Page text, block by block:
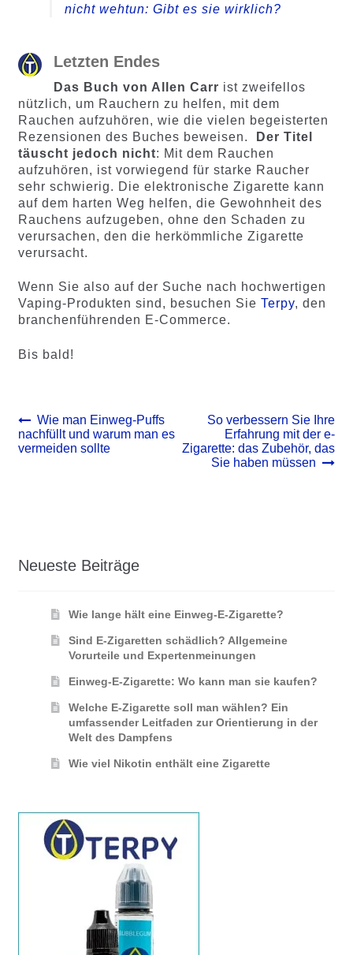
nicht wehtun: Gibt es sie wirklich?
Letzten Endes
Das Buch von Allen Carr ist zweifellos
nützlich, um Rauchern zu helfen, mit dem
Rauchen aufzuhören, wie die vielen begeisterten
Rezensionen des Buches beweisen.
Der Titel
täuscht jedoch nicht: Mit dem Rauchen
aufzuhören, ist vorwiegend für starke Raucher
sehr schwierig. Die elektronische Zigarette kann
auf dem harten Weg helfen, die Gewohnheit des
Rauchens aufzugeben, ohne den Schaden zu
verursachen, den die herkömmliche Zigarette
verursacht.
Wenn Sie also auf der Suche nach hochwertigen
Vaping-Produkten sind, besuchen Sie Terpy, den
branchenführenden E-Commerce.
Bis bald!
Beitrags-
Navigation
Vorheriger
Beitrag:
Wie man Einweg-Puffs
nachfüllt und warum man es
vermeiden sollte
Nächster
Beitrag:
So verbessern Sie Ihre
Erfahrung mit der e-
Zigarette: das Zubehör, das
Sie haben müssen
Neueste Beiträge
Wie lange hält eine Einweg-E-Zigarette?
Sind E-Zigaretten schädlich? Allgemeine
Vorurteile und Expertenmeinungen
Einweg-E-Zigarette: Wo kann man sie kaufen?
Welche E-Zigarette soll man wählen? Ein
umfassender Leitfaden zur Orientierung in der
Welt des Dampfens
Wie viel Nikotin enthält eine Zigarette